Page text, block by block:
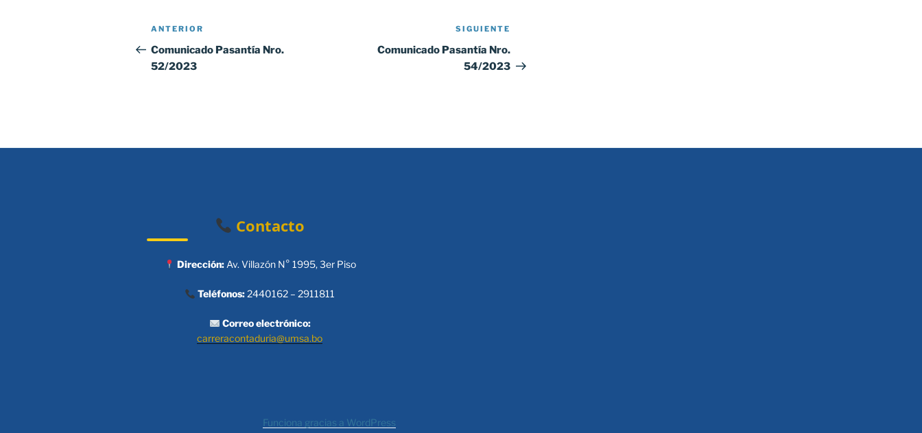
Navegación
de
entradas
Entrada
anterior:
ANTERIOR
Comunicado Pasantía Nro.
52/2023
SIGUIENTE
Comunicado Pasantía Nro.
54/2023
Contacto
Dirección:Av. Villazón N° 1995, 3er Piso
Teléfonos:2440162 – 2911811
Correo electrónico:
carreracontaduria@umsa.bo
Funciona gracias a WordPress